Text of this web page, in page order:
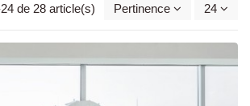
de 28 article(s) Pertinence 24